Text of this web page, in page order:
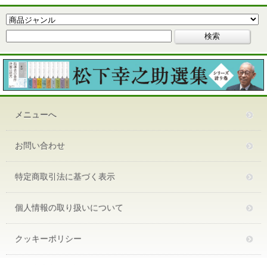
メニューへ
お問い合わせ
特定商取引法に基づく表示
個人情報の取り扱いについて
クッキーポリシー